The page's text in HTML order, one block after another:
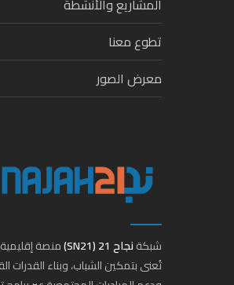
المشاريع والأنشطة
تطوع معنا
معرض الصور
شبكةنجاح 21 (SN21)
منصة إقليمية
تُعنى بتمكين الشباب، وبناء القدرات